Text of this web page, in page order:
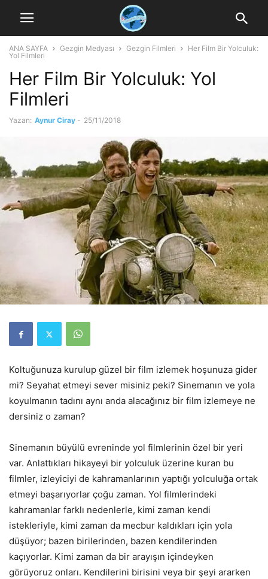
ANA SAYFA Gezgin Medyası Gezgin Filmleri
Her Film Bir Yolculuk:
Yol Filmleri
Her Film Bir Yolculuk: Yol
Filmleri
Yazan: Aynur Ciray - 25/11/2018
Koltuğunuza kurulup güzel bir film izlemek hoşunuza gider
mi? Seyahat etmeyi sever misiniz peki? Sinemanın ve yola
koyulmanın tadını aynı anda alacağınız bir film izlemeye ne
dersiniz o zaman?
Sinemanın büyülü evreninde yol filmlerinin özel bir yeri
var. Anlattıkları hikayeyi bir yolculuk üzerine kuran bu
filmler, izleyiciyi de kahramanlarının yaptığı yolculuğa ortak
etmeyi başarıyorlar çoğu zaman. Yol filmlerindeki
kahramanlar farklı nedenlerle, kimi zaman kendi
istekleriyle, kimi zaman da mecbur kaldıkları için yola
düşüyor; bazen birilerinden, bazen kendilerinden
kaçıyorlar. Kimi zaman da bir arayışın içindeyken
görüyoruz onları. Kendilerini birisini veya bir şeyi ararken